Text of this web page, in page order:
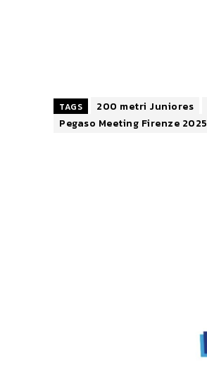
TAGS 200 metri Juniores
Pegaso Meeting Firenze 2025